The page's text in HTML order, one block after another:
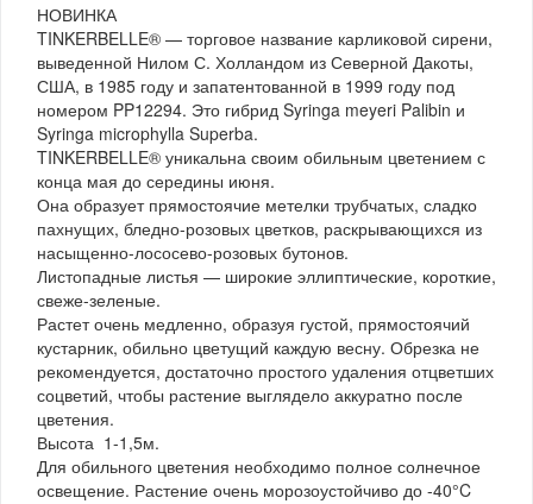
НОВИНКА
TINKERBELLE® — торговое название карликовой сирени,
выведенной Нилом С. Холландом из Северной Дакоты,
США, в 1985 году и запатентованной в 1999 году под
номером PP12294. Это гибрид Syringa meyeri Palibin и
Syringa microphylla Superba.
TINKERBELLE® уникальна своим обильным цветением с
конца мая до середины июня.
Она образует прямостоячие метелки трубчатых, сладко
пахнущих, бледно-розовых цветков, раскрывающихся из
насыщенно-лососево-розовых бутонов.
Листопадные листья — широкие эллиптические, короткие,
свеже-зеленые.
Растет очень медленно, образуя густой, прямостоячий
кустарник, обильно цветущий каждую весну. Обрезка не
рекомендуется, достаточно простого удаления отцветших
соцветий, чтобы растение выглядело аккуратно после
цветения.
Высота 1-1,5м.
Для обильного цветения необходимо полное солнечное
освещение. Растение очень морозоустойчиво до -40°C